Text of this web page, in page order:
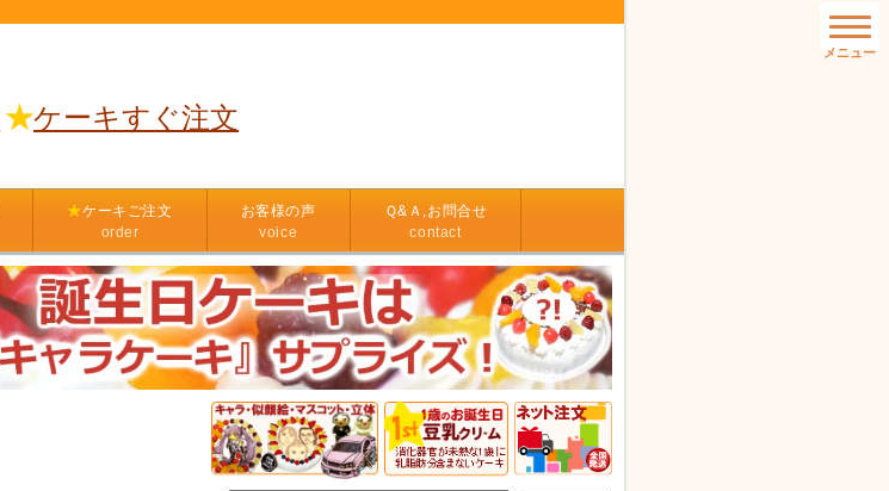
★ケーキすぐ注文
★ケーキご注文
order
お客様の声
voice
Ｑ&Ａ,お問合せ
contact